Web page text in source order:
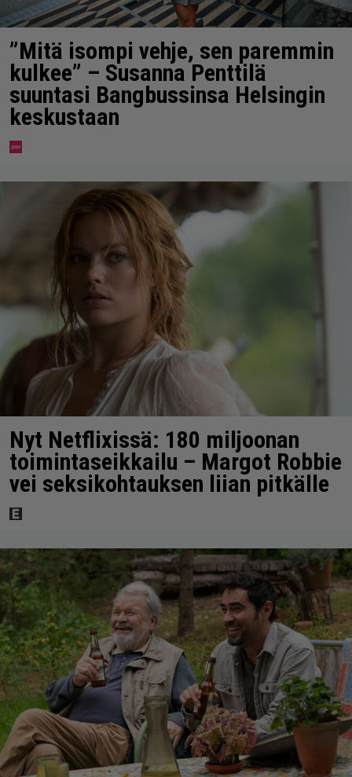
”Mitä isompi vehje, sen paremmin
kulkee” – Susanna Penttilä
suuntasi Bangbussinsa Helsingin
keskustaan
Nyt Netflixissä: 180 miljoonan
toimintaseikkailu – Margot Robbie
vei seksikohtauksen liian pitkälle